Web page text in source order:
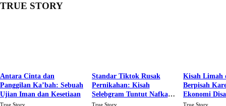
TRUE STORY
Antara Cinta dan
Panggilan Ka’bah: Sebuah
Ujian Iman dan Kesetiaan
True Story
Standar Tiktok Rusak
Pernikahan: Kisah
Selebgram Tuntut Nafkah
Rp.15 Juta Perbulan
True Story
Kisah Limah
Berpisah
Ekonomi
Karena Cinta
True Story